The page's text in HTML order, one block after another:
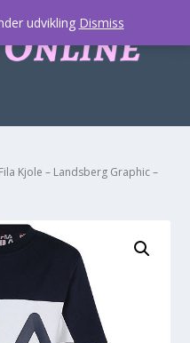
Kjole – Landsberg Graphic –
udvikling Dismiss